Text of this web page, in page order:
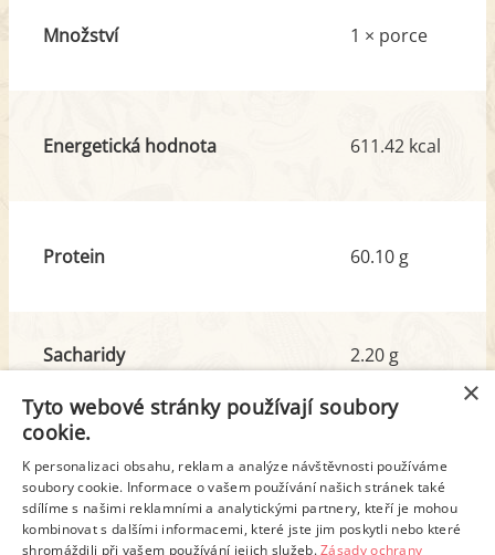
Množství 1 × porce
Energetická hodnota 611.42 kcal
Protein 60.10 g
Sacharidy
z toho cukr
2.20 g
0.33 g
Tuk
z toho nas. mastné kyseliny
38.85 g
6.95 g
×
Tyto webové stránky používají soubory
cookie.
K personalizaci obsahu, reklam a analýze návštěvnosti používáme
soubory cookie. Informace o vašem používání našich stránek také
sdílíme s našimi reklamními a analytickými partnery, kteří je mohou
kombinovat s dalšími informacemi, které jste jim poskytli nebo které
shromáždili při vašem používání jejich služeb.Zásady ochrany